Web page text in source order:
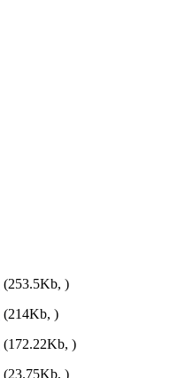
(253.5Kb, )
(214Kb, )
(172.22Kb, )
(23.75Kb, )